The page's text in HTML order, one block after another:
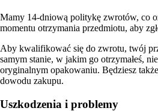
Mamy 14-dniową politykę zwrotów, co
momentu otrzymania przedmiotu, aby
Aby kwalifikować się do zwrotu, twój
samym stanie, w jakim go otrzymałeś,
oryginalnym opakowaniu. Będziesz
dowodu zakupu.
Uszkodzenia i problemy